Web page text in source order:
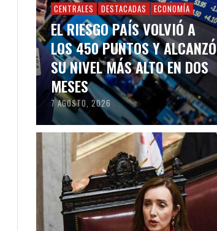
CENTRALES DESTACADAS ECONOMÍA
EL RIESGO PAÍS VOLVIÓ A
LOS 450 PUNTOS Y ALCANZÓ
SU NIVEL MÁS ALTO EN DOS
MESES
7 AGOSTO, 2026